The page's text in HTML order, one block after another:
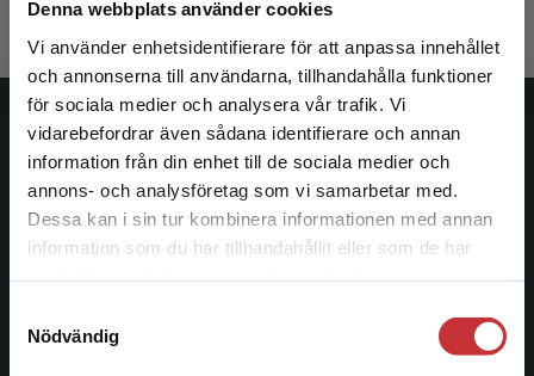
Denna webbplats använder cookies
Vi använder enhetsidentifierare för att anpassa innehållet
och annonserna till användarna, tillhandahålla funktioner
för sociala medier och analysera vår trafik. Vi
vidarebefordrar även sådana identifierare och annan
information från din enhet till de sociala medier och
annons- och analysföretag som vi samarbetar med.
Dessa kan i sin tur kombinera informationen med annan
information som du har tillhandahållit eller som de har
Nödvändig
Begränsad fraktregion
Det verkar som att du besöker
studentlitteratur.se via en enhet utanför Sverige.
Vi erbjuder inte leveranser utanför Sverige. För
att kunna slutföra ett köp måste
Studentlitteratur
Studentlitteratur grundades 1963 och är idag Sveriges
ledande utbildningsförlag. Med läromedel, kurslitteratur,
facklitteratur, utbildningar och digitala
informationstjänster i utbudet, finns Studentlitteratur med